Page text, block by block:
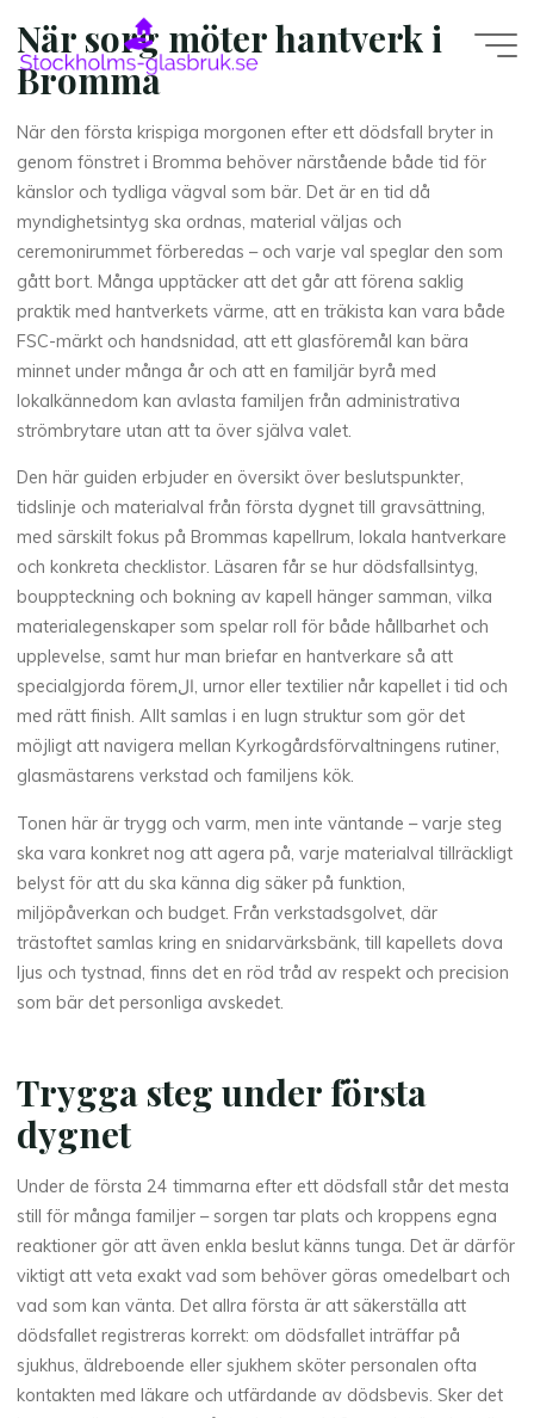
content
När sorg möter hantverk i
Bromma
När den första krispiga morgonen efter ett dödsfall bryter in
genom fönstret i Bromma behöver närstående både tid för
känslor och tydliga vägval som bär. Det är en tid då
myndighetsintyg ska ordnas, material väljas och
ceremonirummet förberedas – och varje val speglar den som
gått bort. Många upptäcker att det går att förena saklig
praktik med hantverkets värme, att en träkista kan vara både
FSC-märkt och handsnidad, att ett glasföremål kan bära
minnet under många år och att en familjär byrå med
lokalkännedom kan avlasta familjen från administrativa
strömbrytare utan att ta över själva valet.
Den här guiden erbjuder en översikt över beslutspunkter,
tidslinje och materialval från första dygnet till gravsättning,
med särskilt fokus på Brommas kapellrum, lokala hantverkare
och konkreta checklistor. Läsaren får se hur dödsfallsintyg,
bouppteckning och bokning av kapell hänger samman, vilka
materialegenskaper som spelar roll för både hållbarhet och
upplevelse, samt hur man briefar en hantverkare så att
specialgjorda föremال, urnor eller textilier når kapellet i tid och
med rätt finish. Allt samlas i en lugn struktur som gör det
möjligt att navigera mellan Kyrkogårdsförvaltningens rutiner,
glasmästarens verkstad och familjens kök.
Tonen här är trygg och varm, men inte väntande – varje steg
ska vara konkret nog att agera på, varje materialval tillräckligt
belyst för att du ska känna dig säker på funktion,
miljöpåverkan och budget. Från verkstadsgolvet, där
trästoftet samlas kring en snidarvärksbänk, till kapellets dova
ljus och tystnad, finns det en röd tråd av respekt och precision
som bär det personliga avskedet.
Trygga steg under första
dygnet
Under de första 24 timmarna efter ett dödsfall står det mesta
still för många familjer – sorgen tar plats och kroppens egna
reaktioner gör att även enkla beslut känns tunga. Det är därför
viktigt att veta exakt vad som behöver göras omedelbart och
vad som kan vänta. Det allra första är att säkerställa att
dödsfallet registreras korrekt: om dödsfallet inträffar på
sjukhus, äldreboende eller sjukhem sköter personalen ofta
kontakten med läkare och utfärdande av dödsbevis. Sker det